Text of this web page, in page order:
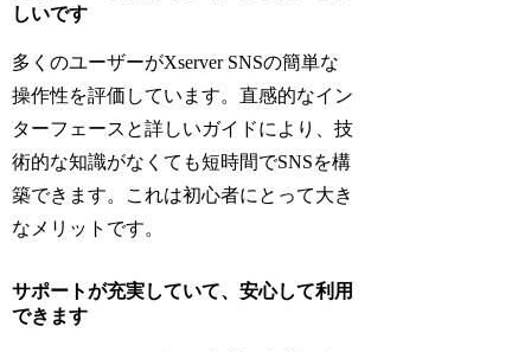
しいです
多くのユーザーがXserver SNSの簡単な
操作性を評価しています。直感的なイン
ターフェースと詳しいガイドにより、技
術的な知識がなくても短時間でSNSを構
築できます。これは初心者にとって大き
なメリットです。
サポートが充実していて、安心して利用
できます